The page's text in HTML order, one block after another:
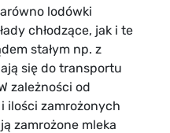
lodówki
chłodzące, jak i te
stałym np. z
się do transportu
zależności od
ilości zamrożonych
zamrożone mleka